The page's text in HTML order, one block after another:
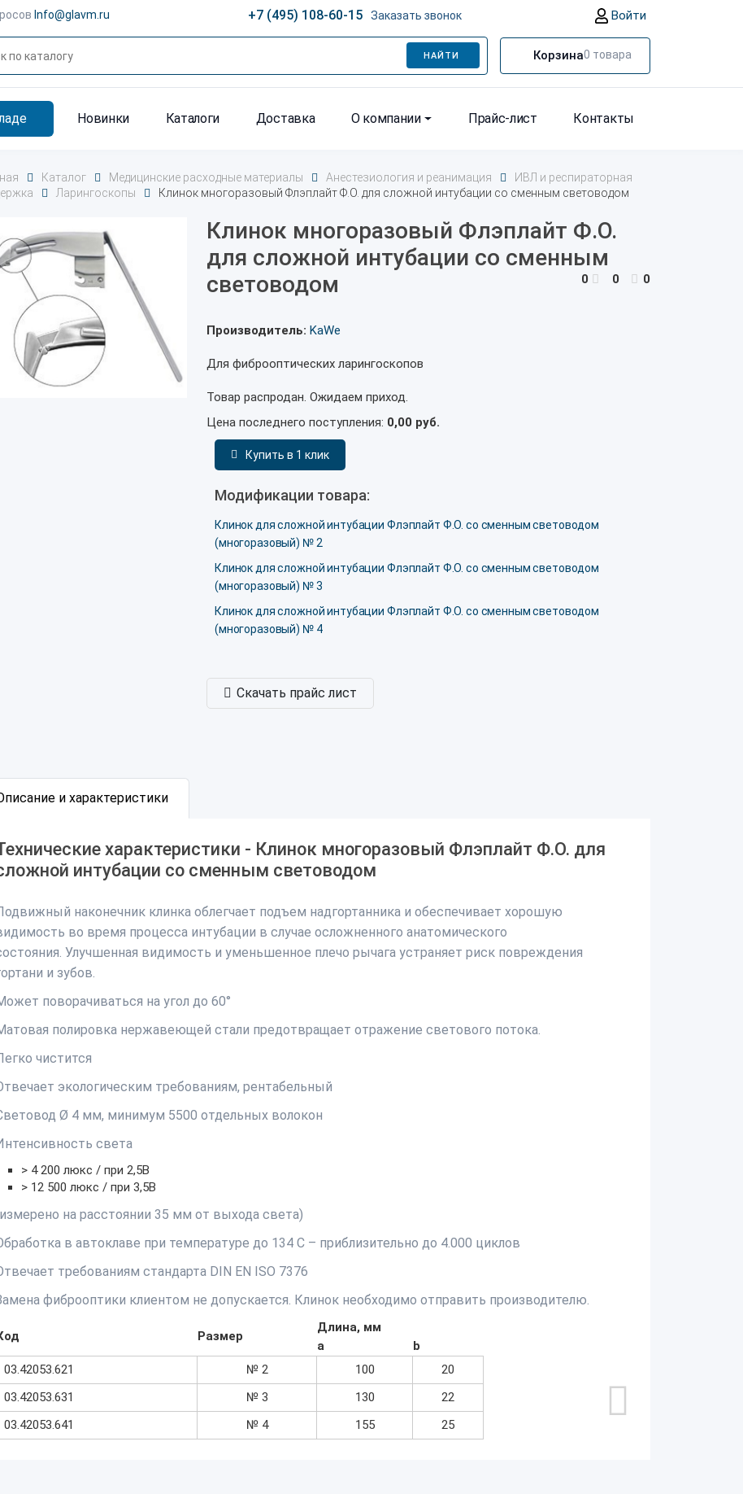
Info@glavm.ru +7 (495) 108-60-15 Заказать звонок Войти
НАЙТИ Корзина0 товара
Новинки Каталоги Доставка О компании Прайс-лист Контакты
Каталог Медицинские расходные материалы Анестезиология и реанимация
ИВЛ и респираторная
Ларингоскопы Клинок многоразовый Флэплайт Ф.О. для сложной интубации со сменным световодом
Клинок многоразовый Флэплайт Ф.О.
для сложной интубации со сменным
световодом
0 0 0
Производитель: KaWe
Для фиброоптических ларингоскопов
Товар распродан. Ожидаем приход.
Цена последнего поступления: 0,00 руб.
Купить в 1 клик
Модификации товара:
Клинок для сложной интубации Флэплайт Ф.О. со сменным световодом
(многоразовый) № 2
Клинок для сложной интубации Флэплайт Ф.О. со сменным световодом
(многоразовый) № 3
Клинок для сложной интубации Флэплайт Ф.О. со сменным световодом
(многоразовый) № 4
Скачать прайс лист
и характеристики
характеристики - Клинок многоразовый Флэплайт Ф.О. для
интубации со сменным световодом
наконечник клинка облегчает подъем надгортанника и обеспечивает хорошую
во время процесса интубации в случае осложненного анатомического
Улучшенная видимость и уменьшенное плечо рычага устраняет риск повреждения
и зубов.
поворачиваться на угол до 60°
полировка нержавеющей стали предотвращает отражение светового потока.
чистится
экологическим требованиям, рентабельный
Ø 4 мм, минимум 5500 отдельных волокон
света
> 4 200 люкс / при 2,5B
> 12 500 люкс / при 3,5B
на расстоянии 35 мм от выхода света)
в автоклаве при температуре до 134 C – приблизительно до 4.000 циклов
требованиям стандарта DIN EN ISO 7376
фиброоптики клиентом не допускается. Клинок необходимо отправить производителю.
Размер
Длина, мм
a
b
03.42053.621
№ 2 100
20
03.42053.631
№ 3 130
22
03.42053.641
№ 4 155 25